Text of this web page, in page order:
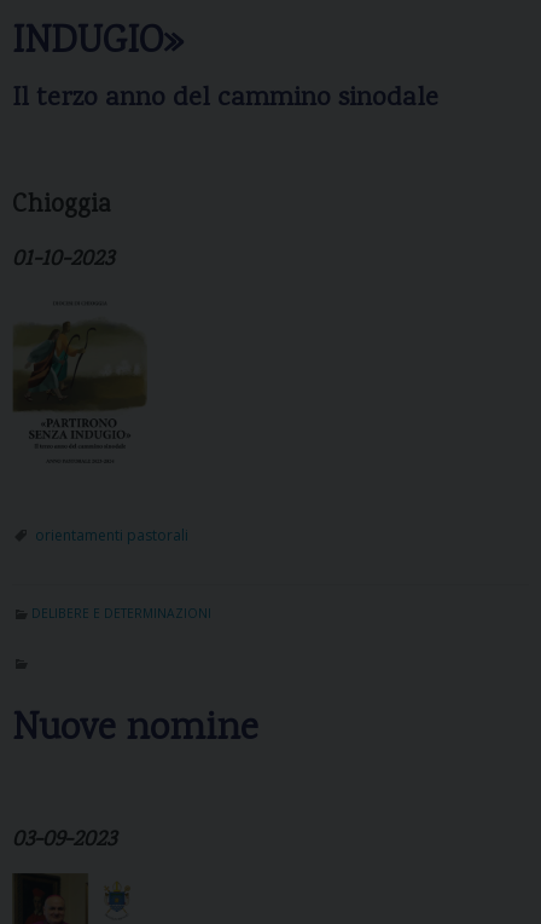
INDUGIO»
Il terzo anno del cammino sinodale
Chioggia
01-10-2023
orientamenti pastorali
DELIBERE E DETERMINAZIONI
Nuove nomine
03-09-2023